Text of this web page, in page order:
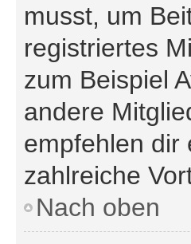
musst, um
registriertes
zum Beispiel
andere
empfehlen dir
zahlreiche
Nach oben